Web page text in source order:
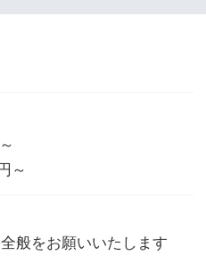
円～
般をお願いいたします